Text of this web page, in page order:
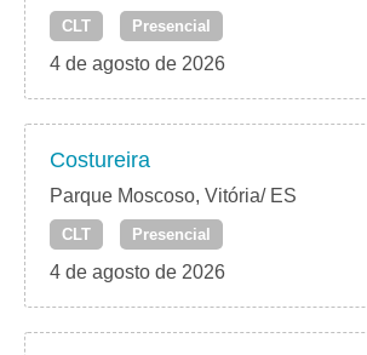
CLT Presencial
4 de agosto de 2026
Costureira
Parque Moscoso, Vitória/ ES
CLT Presencial
4 de agosto de 2026